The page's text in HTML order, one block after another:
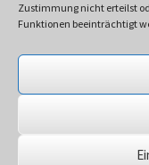
Zustimmung nicht erteilst
Funktionen beeinträchtigt
Mit Klicken auf